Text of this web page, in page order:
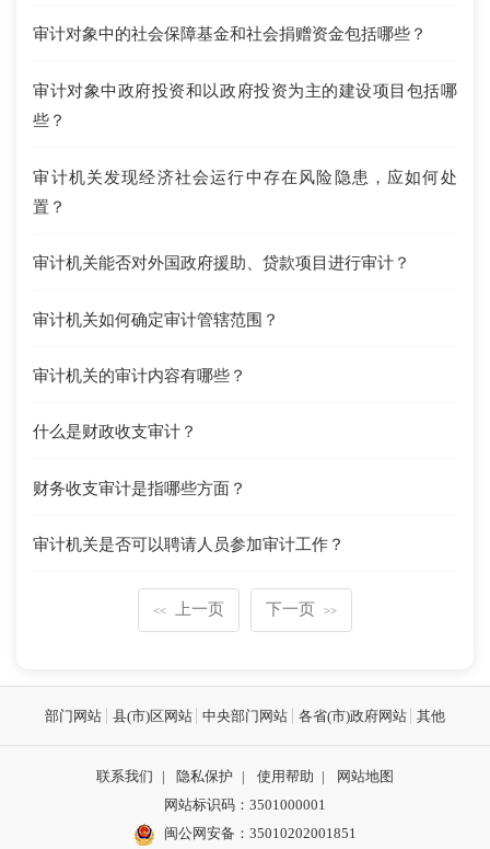
审计对象中的社会保障基金和社会捐赠资金包括哪些？
审计对象中政府投资和以政府投资为主的建设项目包括哪
些？
审计机关发现经济社会运行中存在风险隐患，应如何处
置？
审计机关能否对外国政府援助、贷款项目进行审计？
审计机关如何确定审计管辖范围？
审计机关的审计内容有哪些？
什么是财政收支审计？
财务收支审计是指哪些方面？
审计机关是否可以聘请人员参加审计工作？
<< 上一页 下一页 >>
部门网站 县(市)区网站 中央部门网站 各省(市)政府网站 其他
联系我们 | 隐私保护 | 使用帮助 |
网站地图
网站标识码：3501000001
闽公网安备： 35010202001851